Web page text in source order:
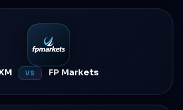
VS FP Markets